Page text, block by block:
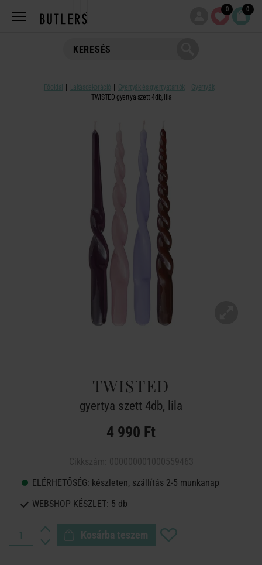
0 0
Főoldal Lakásdekoráció Gyertyák és gyertyatartók
Gyertyák
TWISTED gyertya szett 4db, lila
TWISTED
gyertya szett 4db, lila
4 990 Ft
ELÉRHETŐSÉG: készleten, szállítás 2-5 munkanap
WEBSHOP KÉSZLET: 5 db
Kosárba teszem